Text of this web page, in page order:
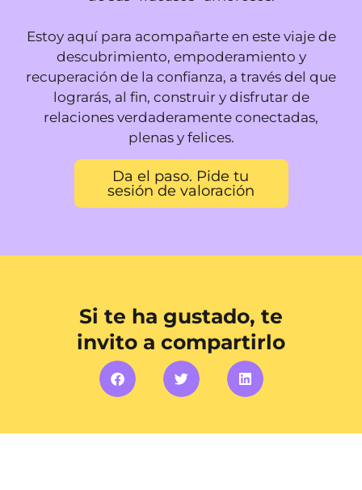
Estoy aquí para acompañarte en este viaje de
descubrimiento, empoderamiento y
recuperación de la confianza, a través del que
lograrás, al fin, construir y disfrutar de
relaciones verdaderamente conectadas,
plenas y felices.
Da el paso. Pide tu
sesión de valoración
Si te ha gustado, te
invito a compartirlo